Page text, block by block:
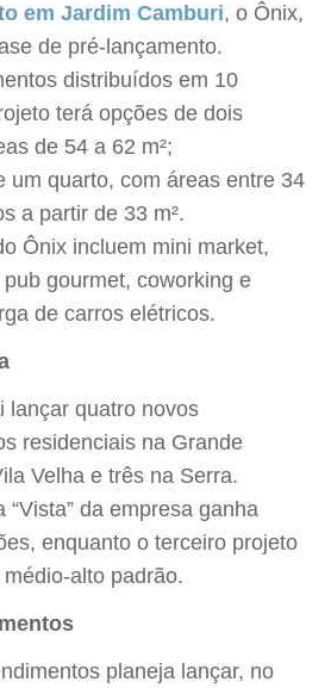
em Jardim Camburi, o Ônix,
de pré-lançamento.
distribuídos em 10
terá opções de dois
de 54 a 62 m²;
um quarto, com áreas entre 34
a partir de 33 m².
Ônix incluem mini market,
gourmet, coworking e
de carros elétricos.
lançar quatro novos
residenciais na Grande
Velha e três na Serra.
“Vista” da empresa ganha
enquanto o terceiro projeto
alto padrão.
planeja lançar, no